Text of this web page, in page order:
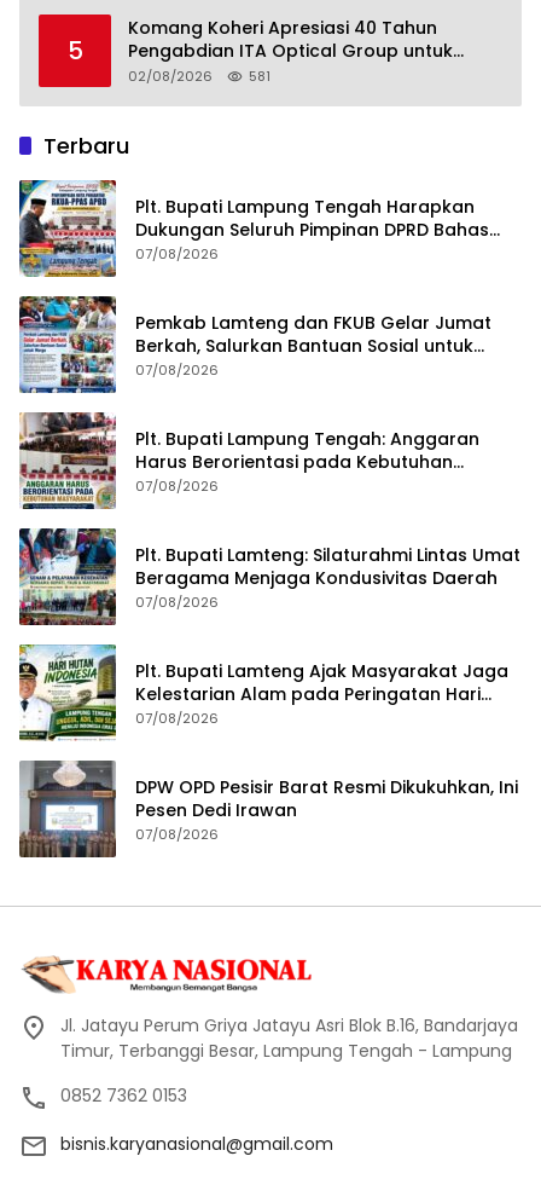
Menuju Indonesia Emas 2045
5
Komang Koheri Apresiasi 40 Tahun
Pengabdian ITA Optical Group untuk
Kesehatan Mata Masyarakat Lamteng
02/08/2026 581
Terbaru
Plt. Bupati Lampung Tengah Harapkan
Dukungan Seluruh Pimpinan DPRD Bahas
RKUA-PPAS APBD Tahun 2027
07/08/2026
Pemkab Lamteng dan FKUB Gelar Jumat
Berkah, Salurkan Bantuan Sosial untuk
Warga
07/08/2026
Plt. Bupati Lampung Tengah: Anggaran
Harus Berorientasi pada Kebutuhan
Masyarakat
07/08/2026
Plt. Bupati Lamteng: Silaturahmi Lintas Umat
Beragama Menjaga Kondusivitas Daerah
07/08/2026
Plt. Bupati Lamteng Ajak Masyarakat Jaga
Kelestarian Alam pada Peringatan Hari
Hutan Indonesia 2026
07/08/2026
DPW OPD Pesisir Barat Resmi Dikukuhkan, Ini
Pesen Dedi Irawan
07/08/2026
Jl. Jatayu Perum Griya Jatayu Asri Blok B.16, Bandarjaya
Timur, Terbanggi Besar, Lampung Tengah - Lampung
0852 7362 0153
bisnis.karyanasional@gmail.com